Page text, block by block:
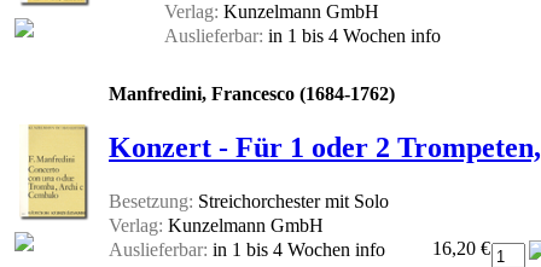
Verlag: Kunzelmann GmbH
Auslieferbar: in 1 bis 4 Wochen info
Manfredini, Francesco (1684-1762)
Konzert - Für 1 oder 2
Besetzung: Streichorchester mit Solo
Verlag: Kunzelmann GmbH
Auslieferbar: in 1 bis 4 Wochen info 16,20 €